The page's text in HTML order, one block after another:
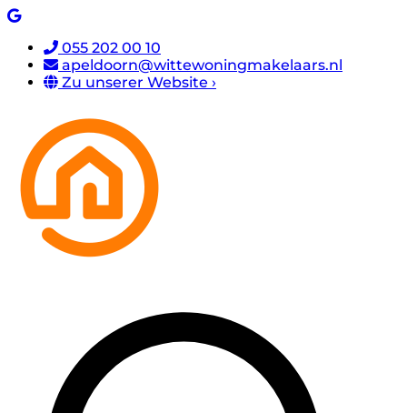
055 202 00 10
apeldoorn@wittewoningmakelaars.nl
Zu unserer Website ›